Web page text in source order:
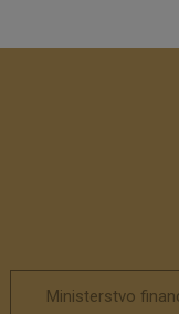
Ministerstvo